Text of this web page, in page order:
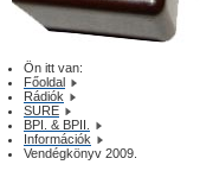
Ön itt van:
Főoldal
Rádiók
SURE
BPI. & BPII.
Információk
Vendégkönyv 2009.